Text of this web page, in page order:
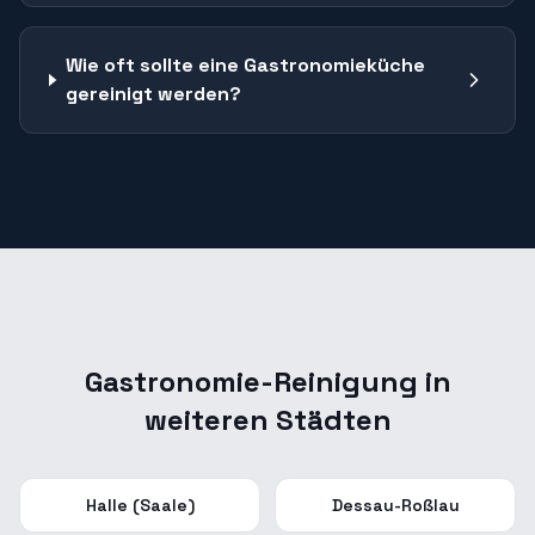
Wie oft sollte eine Gastronomieküche
gereinigt werden?
Gastronomie-Reinigung in
weiteren Städten
Halle (Saale) Dessau-Roßlau